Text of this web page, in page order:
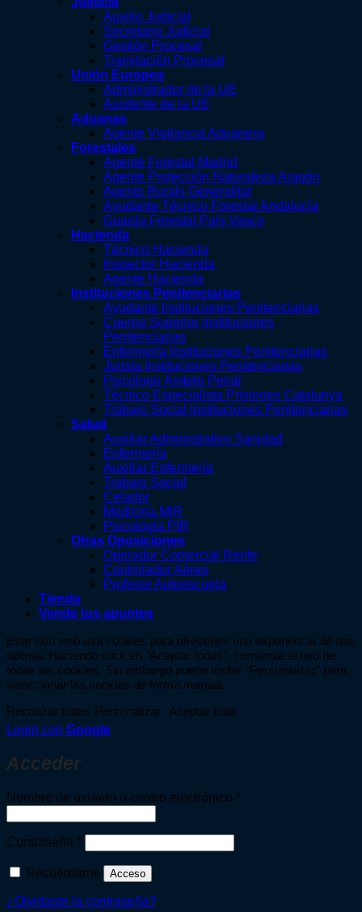
Auxilio Judicial
Secretario Judicial
Gestión Procesal
Tramitación Procesal
Unión Europea
Administrador de la UE
Asistente de la UE
Aduanas
Agente Vigilancia Aduanera
Forestales
Agente Forestal Madrid
Agente Protección Naturaleza Aragón
Agents Rurals Generalitat
Ayudante Técnico Forestal Andalucía
Guarda Forestal País Vasco
Hacienda
Técnico Hacienda
Inspector Hacienda
Agente Hacienda
Instituciones Penitenciarias
Ayudante Instituciones Penitenciarias
Cuerpo Superior Instituciones
Penitenciarias
Enfermería Instituciones Penitenciarias
Jurista Instituciones Penitenciarias
Psicólogo Ámbito Penal
Técnico Especialista Prisiones Catalunya
Trabajo Social Instituciones Penitenciarias
Salud
Auxiliar Administrativo Sanidad
Enfermería
Auxiliar Enfermería
Trabajo Social
Celador
Medicina MIR
Psicología PIR
Otras Oposiciones
Operador Comercial Renfe
Controlador Aéreo
Profesor Autoescuela
Tienda
Vende tus apuntes
Este sitio web usa cookies para ofrecerles una experiencia de uso
óptima. Haciendo click en "Aceptar todas", consiente el uso de
todas las cookies. Sin embargo puede visitar "Personalizar" para
seleccionar las cookies de forma manual.
Rechazar todas Personalizar Aceptar todo
Login con Google
Acceder
Nombre de usuario o correo electrónico *Obligatorio
Contraseña *Obligatorio
Recuérdame Acceso
¿Olvidaste la contraseña?